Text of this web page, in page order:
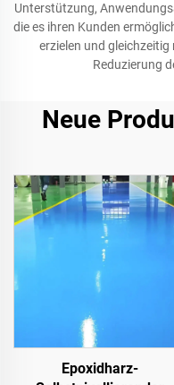
Unterstützung,
die es ihren Kunden
erzielen und
Reduzierung
Neue
Epoxidharz-